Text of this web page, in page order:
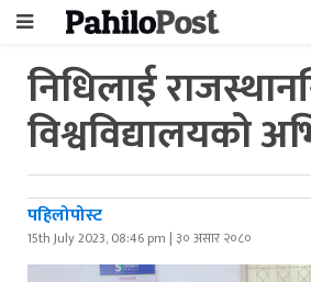
निधिलाई
विश्वविद्यालयको
पहिलोपोस्ट
15th July 2023, 08:46 pm | ३० असार २०८०